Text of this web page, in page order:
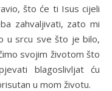
što će ti Isus cijeli
zahvaljivati, zato mi
u srcu sve što je bilo,
svojim životom što
blagoslivljat ću
u mom životu.